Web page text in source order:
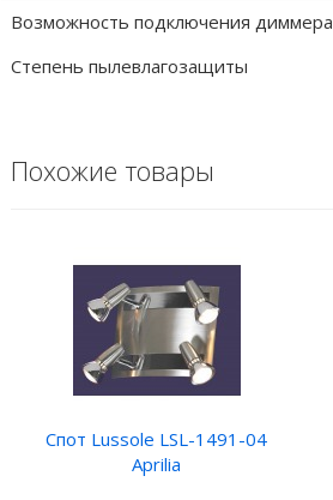
Возможность подключения диммера
Степень пылевлагозащиты
Похожие товары
Спот Lussole LSL-1491-04
Aprilia